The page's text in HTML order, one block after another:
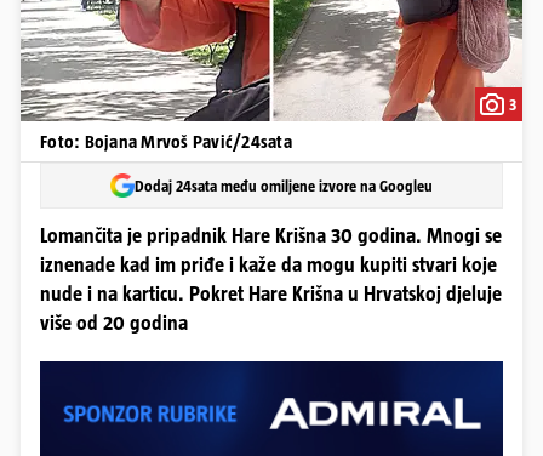
3
Foto: Bojana Mrvoš Pavić/24sata
Dodaj 24sata među omiljene izvore na Googleu
Lomančita je pripadnik Hare Krišna 30 godina. Mnogi se
iznenade kad im priđe i kaže da mogu kupiti stvari koje
nude i na karticu. Pokret Hare Krišna u Hrvatskoj djeluje
više od 20 godina